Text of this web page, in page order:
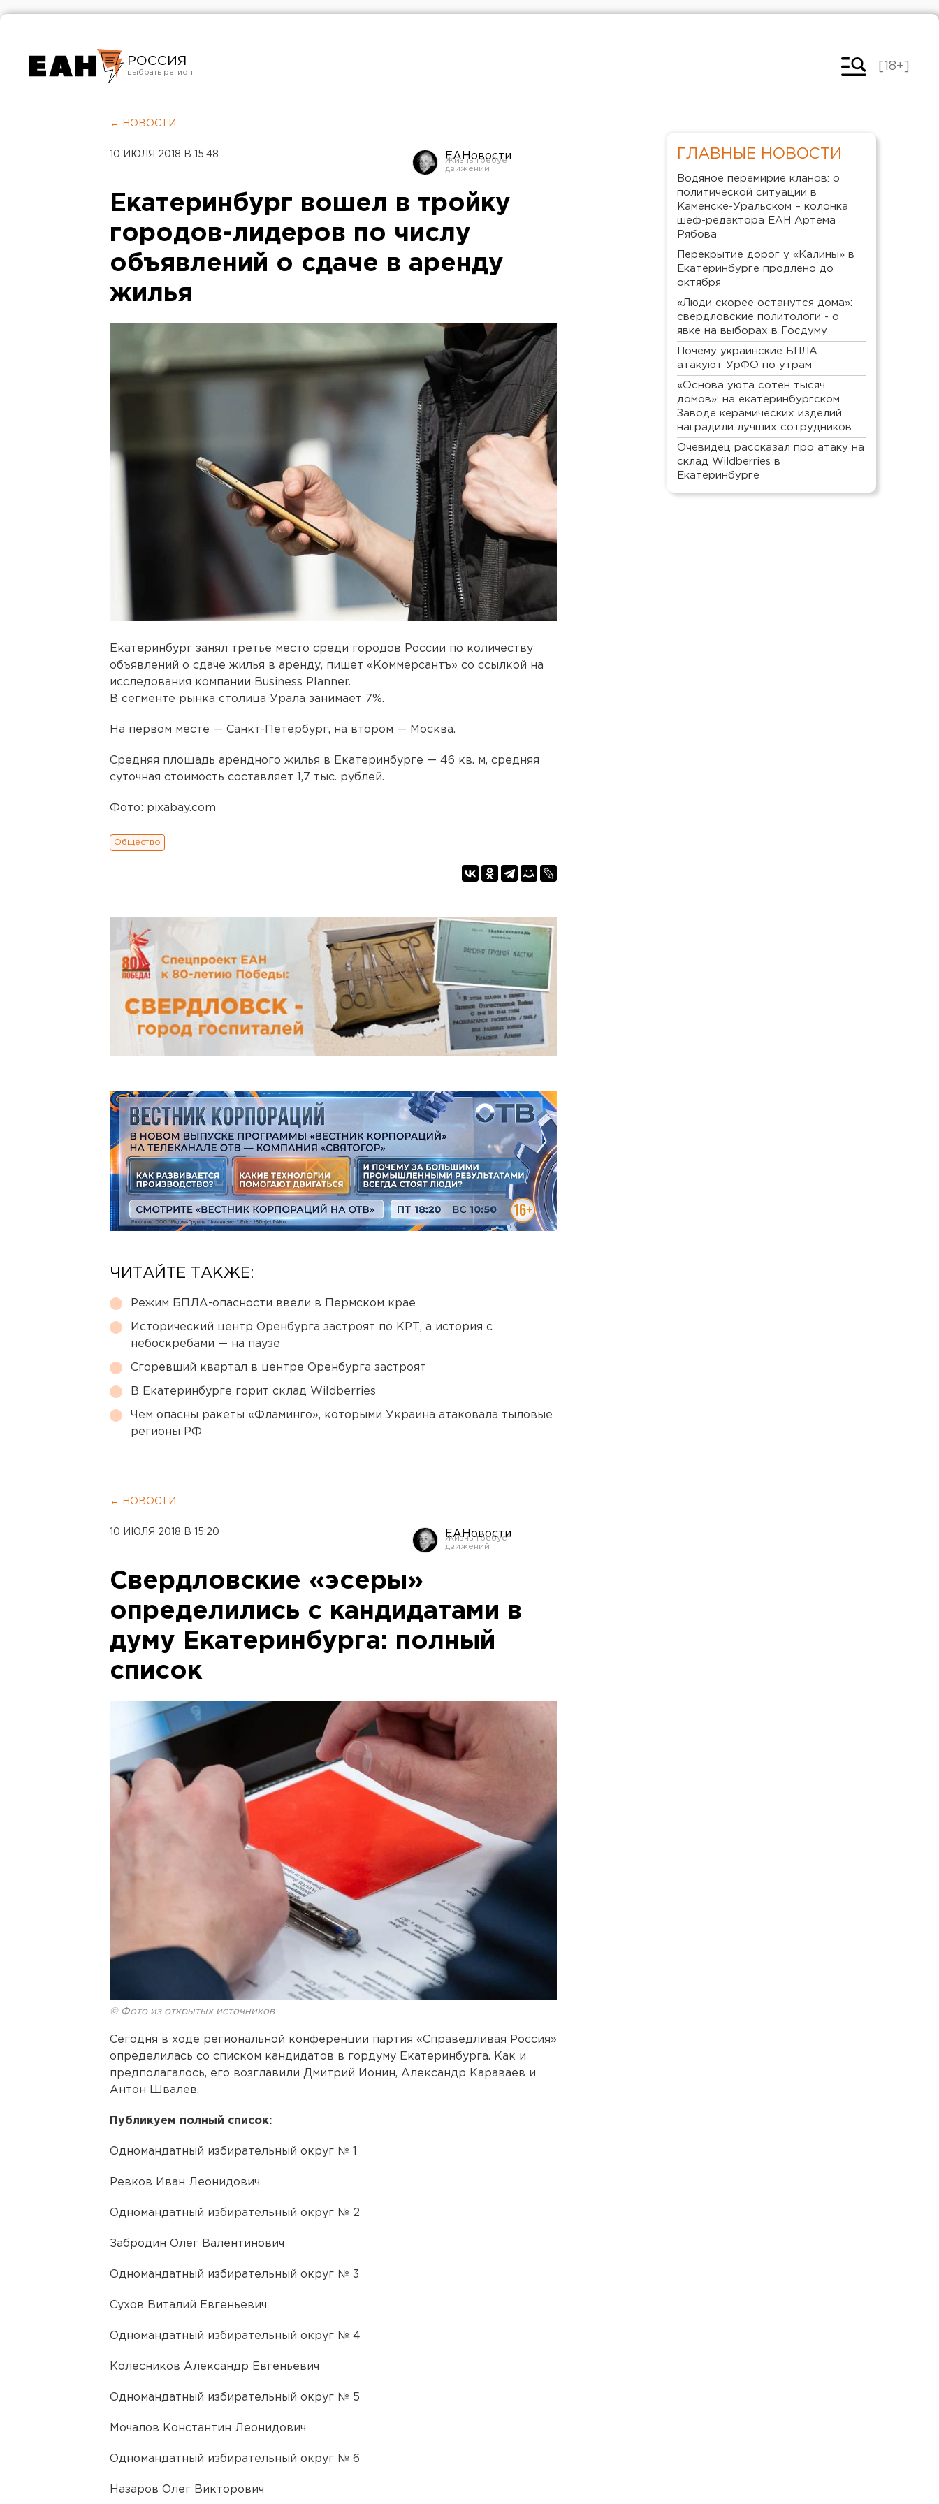
РОССИЯ
Челябинск
[18+]
← НОВОСТИ
10 ИЮЛЯ 2018 В 15:48 ЕАНовости
Екатеринбург вошел в тройку
городов-лидеров по числу
объявлений о сдаче в аренду
жилья
Екатеринбург занял третье место среди городов России по количеству
объявлений о сдаче жилья в аренду, пишет «Коммерсантъ» со ссылкой на
исследования компании Business Planner.
В сегменте рынка столица Урала занимает 7%.
На первом месте — Санкт-Петербург, на втором — Москва.
Средняя площадь арендного жилья в Екатеринбурге — 46 кв. м, средняя
суточная стоимость составляет 1,7 тыс. рублей.
Фото: рixabay.com
Общество
ЧИТАЙТЕ ТАКЖЕ:
Режим БПЛА-опасности ввели в Пермском крае
Исторический центр Оренбурга застроят по КРТ, а история с
небоскребами — на паузе
Сгоревший квартал в центре Оренбурга застроят
В Екатеринбурге горит склад Wildberries
Чем опасны ракеты «Фламинго», которыми Украина атаковала тыловые
регионы РФ
← НОВОСТИ
10 ИЮЛЯ 2018 В 15:20 ЕАНовости
Свердловские «эсеры»
определились с кандидатами в
думу Екатеринбурга: полный
список
© Фото из открытых источников
Сегодня в ходе региональной конференции партия «Справедливая Россия»
определилась со списком кандидатов в гордуму Екатеринбурга. Как и
предполагалось, его возглавили Дмитрий Ионин, Александр Караваев и
Антон Швалев.
Публикуем полный список:
Одномандатный избирательный округ № 1
Ревков Иван Леонидович
Одномандатный избирательный округ № 2
Забродин Олег Валентинович
Одномандатный избирательный округ № 3
Сухов Виталий Евгеньевич
Одномандатный избирательный округ № 4
Колесников Александр Евгеньевич
Одномандатный избирательный округ № 5
Мочалов Константин Леонидович
Одномандатный избирательный округ № 6
Назаров Олег Викторович
ГЛАВНЫЕ НОВОСТИ
Водяное перемирие кланов: о
политической ситуации в
Каменске-Уральском – колонка
шеф-редактора ЕАН Артема
Рябова
Перекрытие дорог у «Калины» в
Екатеринбурге продлено до
октября
«Люди скорее останутся дома»:
свердловские политологи - о
явке на выборах в Госдуму
Почему украинские БПЛА
атакуют УрФО по утрам
«Основа уюта сотен тысяч
домов»: на екатеринбургском
Заводе керамических изделий
наградили лучших сотрудников
Очевидец рассказал про атаку на
склад Wildberries в
Екатеринбурге